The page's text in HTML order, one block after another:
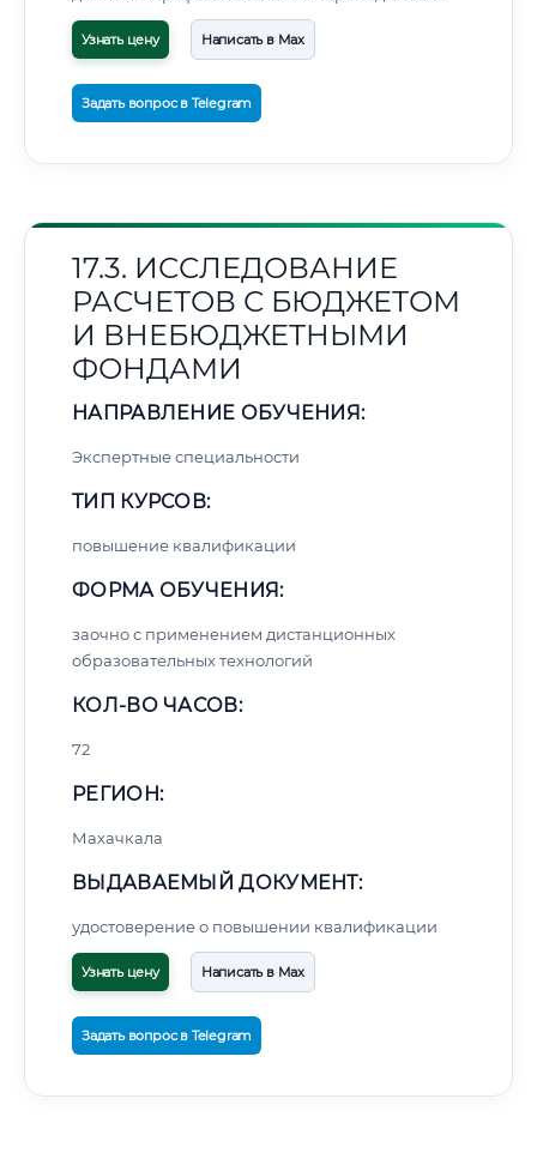
Узнать цену Написать в Max
Задать вопрос в Telegram
17.3. ИССЛЕДОВАНИЕ
РАСЧЕТОВ С БЮДЖЕТОМ
И ВНЕБЮДЖЕТНЫМИ
ФОНДАМИ
НАПРАВЛЕНИЕ ОБУЧЕНИЯ:
Экспертные специальности
ТИП КУРСОВ:
повышение квалификации
ФОРМА ОБУЧЕНИЯ:
заочно с применением дистанционных
образовательных технологий
КОЛ-ВО ЧАСОВ:
72
РЕГИОН:
Махачкала
ВЫДАВАЕМЫЙ ДОКУМЕНТ:
удостоверение о повышении квалификации
Узнать цену Написать в Max
Задать вопрос в Telegram